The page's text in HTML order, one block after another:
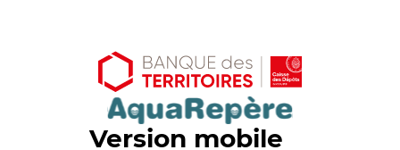
Version mobile